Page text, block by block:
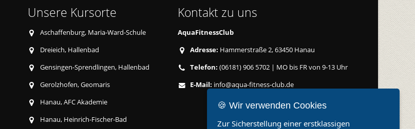
Unsere Kursorte
Aschaffenburg, Maria-Ward-Schule
Dreieich, Hallenbad
Gensingen-Sprendlingen, Hallenbad
Gerolzhofen, Geomaris
Hanau, AFC Akademie
Hanau, Heinrich-Fischer-Bad
Kontakt zu uns
AquaFitnessClub
Adresse: Hammerstraße 2, 63450 Hanau
Telefon: (06181) 906 5702 | MO bis FR von 9-13 Uhr
E-Mail: info@aqua-fitness-club.de
🍪 Wir verwenden Cookies
Zur Sicherstellung einer erstklassigen